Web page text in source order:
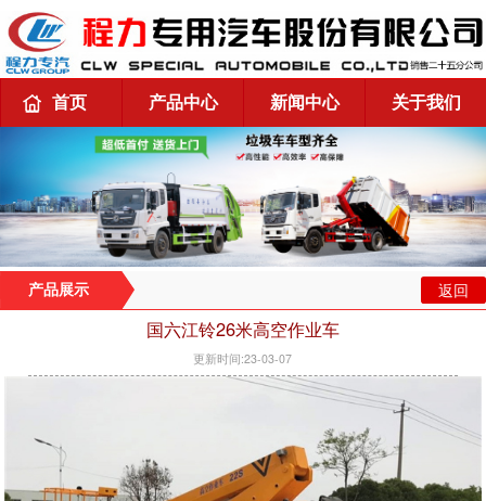
首页 产品中心 新闻中心 关于我们
产品展示 返回
国六江铃26米高空作业车
更新时间:23-03-07